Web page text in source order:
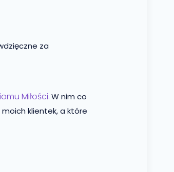
za
Miłości.W nim co
klientek, a które